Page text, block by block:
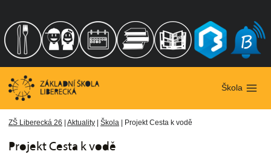
obsah
Škola
ZŠ Liberecká 26 | Aktuality | Škola | Projekt Cesta k vodě
Projekt Cesta k vodě